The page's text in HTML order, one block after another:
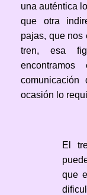
una auténtica
que otra
pajas, que nos
tren, esa
ocasión lo
El
que